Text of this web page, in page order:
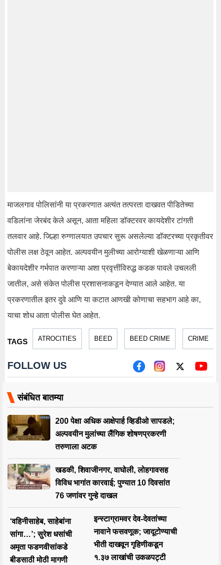
माजलगाव पोलिसांनी या प्रकरणात अत्यंत तत्परता दाखवत पीडितेच्या
वडिलांना जेरबंद केले असून, आता महिला डॉक्टरवर कायदेशीर टांगती
तलवार आहे. जिल्हा रुग्णालयात उपचार सुरू असलेल्या डॉक्टरच्या प्रकृतीवर
पोलीस लक्ष ठेवून आहेत. अल्पवयीन मुलीच्या आरोग्याशी खेळणाऱ्या आणि
बेकायदेशीर गर्भपात करणाऱ्या अशा प्रवृत्तींविरुद्ध कडक पावले उचलली
जातील, असे संकेत पोलीस प्रशासनाकडून देण्यात आले आहेत. या
प्रकरणातील इतर दुवे आणि या कटात आणखी कोणाचा सहभाग आहे का,
याचा शोध आता पोलीस घेत आहेत.
TAGS ATROCITIES BEED BEED CRIME CRIME
FOLLOW US
संबंधित बातम्या
200 पेक्षा अधिक आक्षेपार्ह व्हिडीओ सापडले;
अल्पवयीन मुलांच्या लैंगिक शोषणप्रकरणी
तरुणाला अटक
खडकी, शिवाजीनगर, वाघोली, लोहगावसह
विविध भागांत कारवाई; पुण्यात 10 दिवसांत
76 जणांवर गुन्हे दाखल
‘वहिनीसाहेब, साहेबांना
सांगा…’; सुरेश धसांची
अमृता फडणवीसांकडे
बीडसाठी मोठी मागणी
इन्स्टाग्रामवर देव-देवतांच्या
नावाने फसवणूक; जादूटोण्याची
भीती दाखवून गृहिणीकडून
१.३७ लाखांची उकळपट्टी